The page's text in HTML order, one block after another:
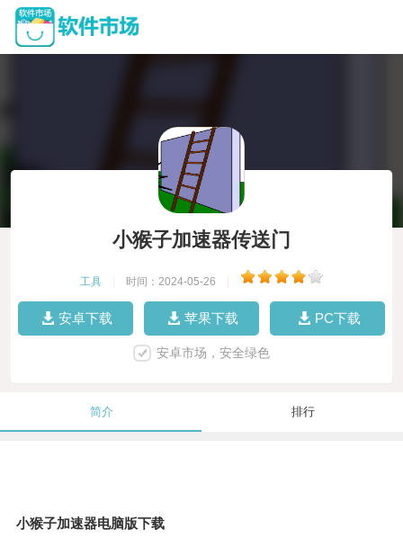
小猴子加速器传送门
工具 时间：2024-05-26
安卓下载 苹果下载 PC下载
安卓市场，安全绿色
简介 排行
小猴子加速器电脑版下载